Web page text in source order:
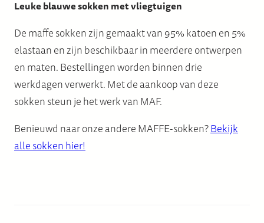
Leuke blauwe sokken met vliegtuigen
De maffe sokken zijn gemaakt van 95% katoen en 5%
elastaan en zijn beschikbaar in meerdere ontwerpen
en maten. Bestellingen worden binnen drie
werkdagen verwerkt. Met de aankoop van deze
sokken steun je het werk van MAF.
Benieuwd naar onze andere MAFFE-sokken?Bekijk
alle sokken hier!